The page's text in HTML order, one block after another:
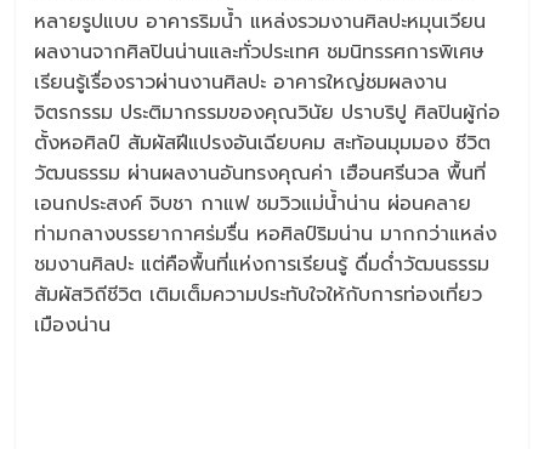
หลายรูปแบบ อาคารริมน้ำ แหล่งรวมงานศิลปะหมุนเวียน
ผลงานจากศิลปินน่านและทั่วประเทศ ชมนิทรรศการพิเศษ
เรียนรู้เรื่องราวผ่านงานศิลปะ อาคารใหญ่ชมผลงาน
จิตรกรรม ประติมากรรมของคุณวินัย ปราบริปู ศิลปินผู้ก่อ
ตั้งหอศิลป์ สัมผัสฝีแปรงอันเฉียบคม สะท้อนมุมมอง ชีวิต
วัฒนธรรม ผ่านผลงานอันทรงคุณค่า เฮือนศรีนวล พื้นที่
เอนกประสงค์ จิบชา กาแฟ ชมวิวแม่น้ำน่าน ผ่อนคลาย
ท่ามกลางบรรยากาศร่มรื่น หอศิลป์ริมน่าน มากกว่าแหล่ง
ชมงานศิลปะ แต่คือพื้นที่แห่งการเรียนรู้ ดื่มด่ำวัฒนธรรม
สัมผัสวิถีชีวิต เติมเต็มความประทับใจให้กับการท่องเที่ยว
เมืองน่าน